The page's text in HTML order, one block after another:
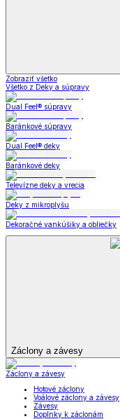
Zobraziť všetko
Všetko z Deky a súpravy
Dual Feel® súpravy
Baránkové súpravy
Dual Feel® deky
Baránkové deky
Televízne deky a vrecia
Deky z mikroplyšu
Dekoračné vankúšiky a obliečky
Záclony a závesy
Záclony a závesy
Hotové záclony
Voálové záclony a závesy
Závesy
Doplnky k záclonám